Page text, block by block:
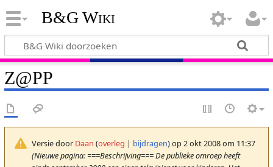
B&G Wiki
Z@PP
Versie door Daan (overleg | bijdragen)op 2 okt 2008 om 11:37
(Nieuwe pagina: ===Beschrijving=== De publieke omroep heeft